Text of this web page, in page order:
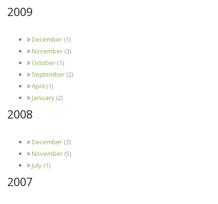
2009
December (1)
November (3)
October (1)
September (2)
April (1)
January (2)
2008
December (3)
November (5)
July (1)
2007